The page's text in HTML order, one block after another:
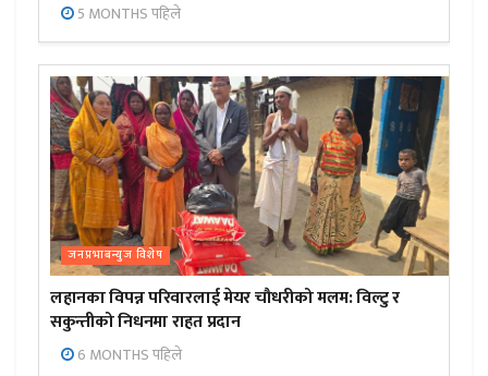
5 MONTHS पहिले
जनप्रभाबन्युज विशेष
लहानका विपन्न परिवारलाई मेयर चौधरीको मलम: विल्टु र
सकुन्तीको निधनमा राहत प्रदान
6 MONTHS पहिले